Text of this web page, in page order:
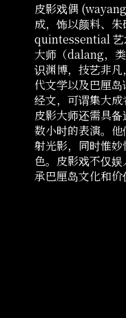
皮影戏偶
成，饰以颜料、
quintessential 艺
大师（dalang，
识渊博，技艺非
代文学以及巴厘
经文，可谓集大成
皮影大师还需具
数小时的表演。
射光影，同时惟
色。皮影戏不仅
承巴厘岛文化和